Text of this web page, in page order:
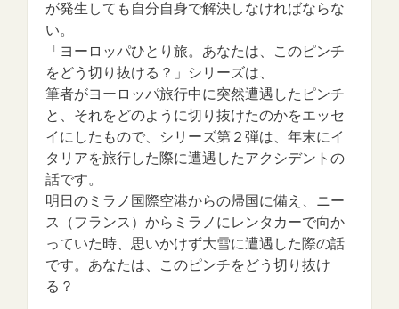
が発生しても自分自身で解決しなければならな
い。
「ヨーロッパひとり旅。あなたは、このピンチ
をどう切り抜ける？」シリーズは、
筆者がヨーロッパ旅行中に突然遭遇したピンチ
と、それをどのように切り抜けたのかをエッセ
イにしたもので、シリーズ第２弾は、年末にイ
タリアを旅行した際に遭遇したアクシデントの
話です。
明日のミラノ国際空港からの帰国に備え、ニー
ス（フランス）からミラノにレンタカーで向か
っていた時、思いかけず大雪に遭遇した際の話
です。あなたは、このピンチをどう切り抜け
る？